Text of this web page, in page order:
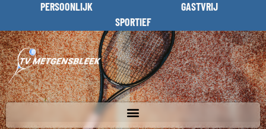
PERSOONLIJK
GASTVRIJ
SPORTIEF